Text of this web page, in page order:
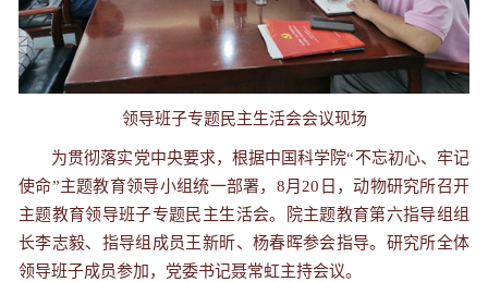
领导班子专题民主生活会会议现场
为贯彻落实党中央要求，根据中国科学院“不忘初心、牢记
使命”主题教育领导小组统一部署， 8月20 日，动物研究所召开
主题教育领导班子专题民主生活会。院主题教育第六指导组组
长李志毅、指导组成员王新昕、杨春晖参会指导。研究所全体
领导班子成员参加，党委书记聂常虹主持会议。